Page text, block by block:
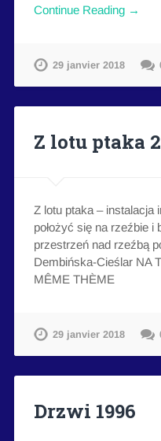
Continue Reading →
29 janvier 2018
Z lotu ptaka
Z lotu ptaka – instalacja
położyć się na rzeźbie
przestrzeń nad rzeźbą
Dembińska-Cieślar NA
MÊME THÈME
29 janvier 2018
Drzwi 1996